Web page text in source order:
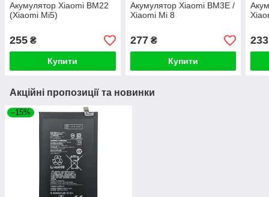
Акумулятор Xiaomi BM22
(Xiaomi Mi5)
255 ₴
Купити
Акумулятор Xiaomi BM3E /
Xiaomi Mi 8
277₴
Купити
233
Акційні пропозиції та новинки
–15%